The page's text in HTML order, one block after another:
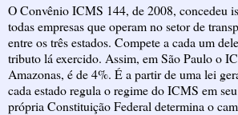
O Convênio ICMS 144, de 2008, concedeu
todas empresas que operam no setor de
entre os três estados. Compete a cada um
tributo lá exercido. Assim, em São Paulo o
Amazonas, é de 4%. É a partir de uma lei
cada estado regula o regime do ICMS em
própria Constituição Federal determina o